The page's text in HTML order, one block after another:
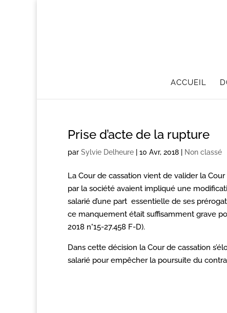
ACCUEIL
Prise d’acte de la rupture
par Sylvie Delheure 10 Avr, 2018 Non classé
La Cour de cassation vient de valider la
par la société avaient impliqué une
salarié d’une part essentielle de ses
ce manquement était suffisamment grave
2018 n°15-27.458 F-D).
Dans cette décision la Cour de cassation
salarié pour empêcher la poursuite du